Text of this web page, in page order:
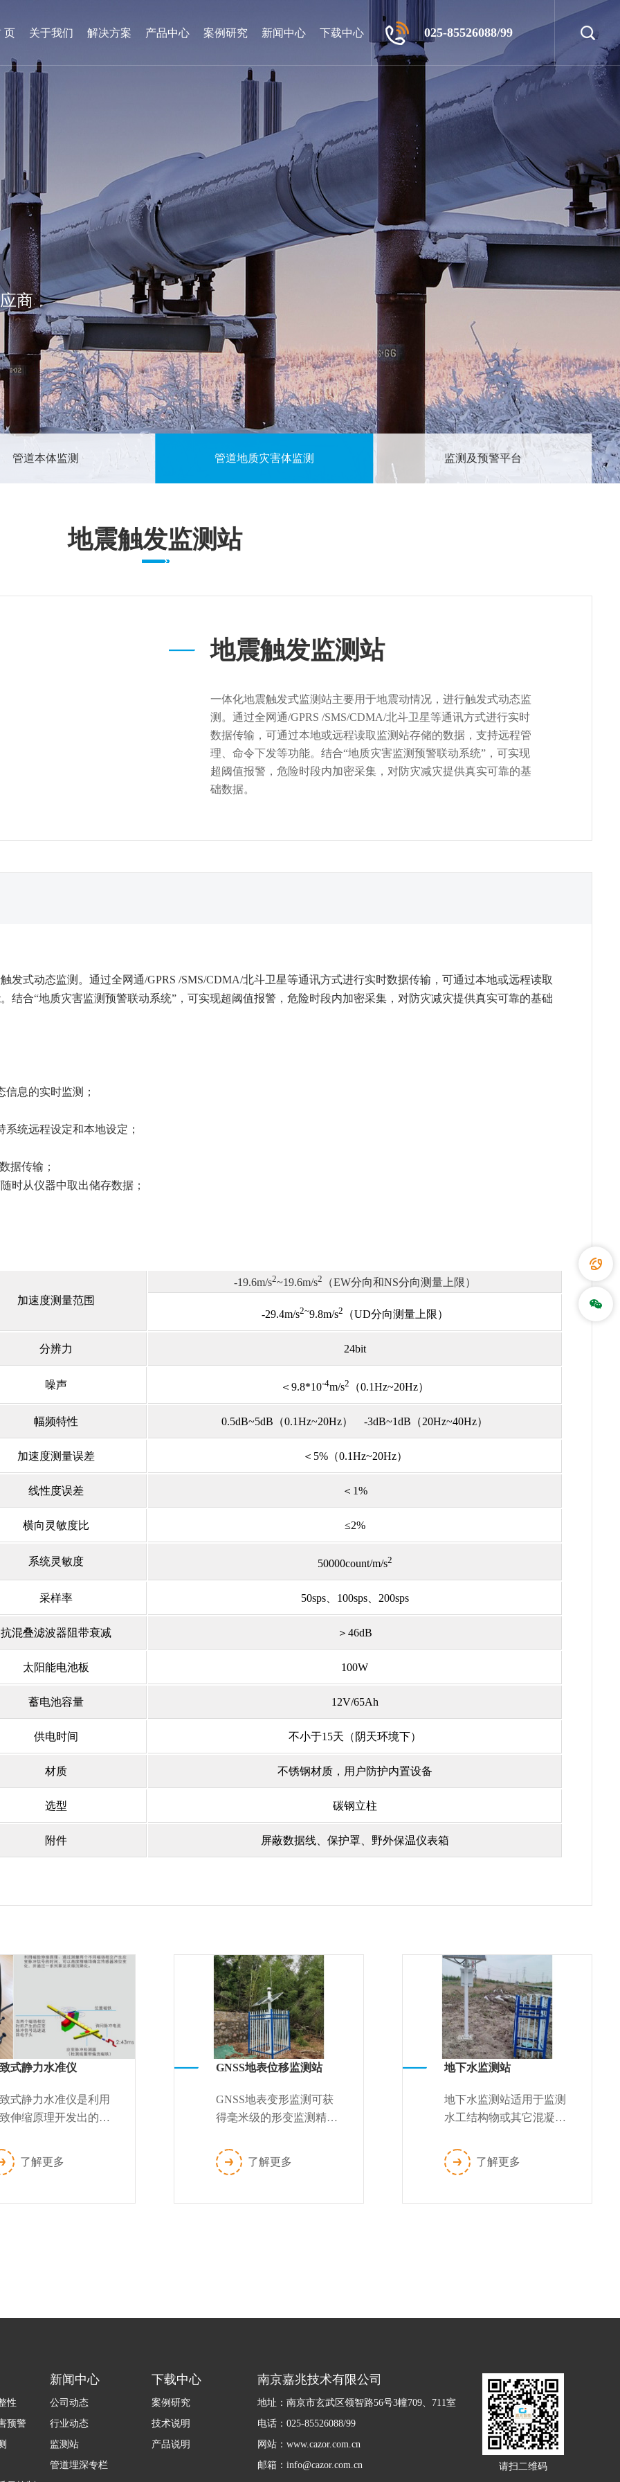
025-85526088/99
页 关于我们 解决方案 产品中心 案例研究 新闻中心 下载中心
商
管道本体监测 管道地质灾害体监测 监测及预警平台
地震触发监测站
地震触发监测站
一体化地震触发式监测站主要用于地震动情况，进行触发式动态监
测。通过全网通/GPRS /SMS/CDMA/北斗卫星等通讯方式进行实时
数据传输，可通过本地或远程读取监测站存储的数据，支持远程管
理、命令下发等功能。结合“地质灾害监测预警联动系统”，可实现
超阈值报警，危险时段内加密采集，对防灾减灾提供真实可靠的基
础数据。
发式动态监测。通过全网通/GPRS /SMS/CDMA/北斗卫星等通讯方式进行实时数据传输，可通过本地或远程读取
结合“地质灾害监测预警联动系统”，可实现超阈值报警，危险时段内加密采集，对防灾减灾提供真实可靠的基础
息的实时监测；
统远程设定和本地设定；
据传输；
时从仪器中取出储存数据；
加速度测量范围
-19.6m/s2~19.6m/s2 （EW分向和NS分向测量上限）
-29.4m/s2~9.8m/s2 （UD分向测量上限）
分辨力 24bit
噪声 ＜9.8*10-4m/s2 （0.1Hz~20Hz）
幅频特性 0.5dB~5dB（0.1Hz~20Hz） -3dB~1dB（20Hz~40Hz）
加速度测量误差 ＜5%（0.1Hz~20Hz）
线性度误差 ＜1%
横向灵敏度比 ≤2%
系统灵敏度 50000count/m/s2
采样率 50sps、 100sps、 200sps
抗混叠滤波器阻带衰减 ＞46dB
太阳能电池板 100W
蓄电池容量 12V/65Ah
供电时间 不小于15天（阴天环境下）
材质 不锈钢材质，用户防护内置设备
选型 碳钢立柱
附件 屏蔽数据线、保护罩、野外保温仪表箱
式静力水准仪
式静力水准仪是利用
伸缩原理开发出的高
为测量单元，经数字
处理，精度高，无温
了解更多
GNSS地表位移监测站
GNSS地表变形监测可获
得毫米级的形变监测精
的瞬时形变情况。核心部
件通过国家计量检定部门
了解更多
地下水监测站
地下水监测站适用于监测
水工结构物或其它混凝土
度。采用钻孔的方式将振
弦式渗压计预埋在结构物
了解更多
性
预警
新闻中心
公司动态
行业动态
监测站
管道埋深专栏
下载中心
案例研究
技术说明
产品说明
请扫二维码
南京嘉兆技术有限公司
地址：南京市玄武区领智路56号3幢709、711室
电话：025-85526088/99
网站：www.cazor.com.cn
邮箱：info@cazor.com.cn